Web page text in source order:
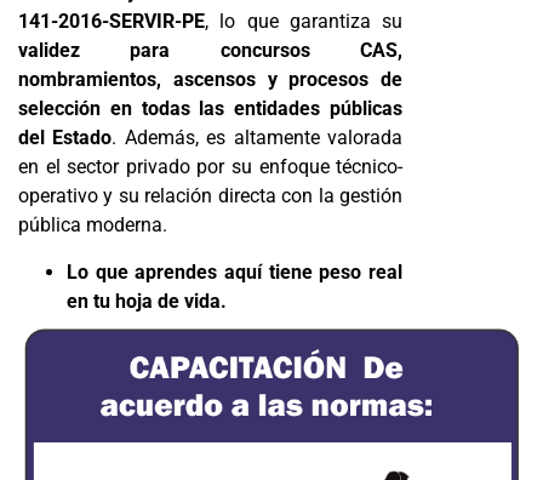
141-2016-SERVIR-PE, lo que garantiza su
validez para concursos CAS,
nombramientos, ascensos y procesos de
selección en todas las entidades públicas
del Estado. Además, es altamente valorada
en el sector privado por su enfoque técnico-
operativo y su relación directa con la gestión
pública moderna.
Lo que aprendes aquí tiene peso real
en tu hoja de vida.